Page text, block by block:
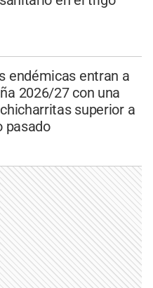
endémicas entran a
2026/27 con una
superior a
pasado